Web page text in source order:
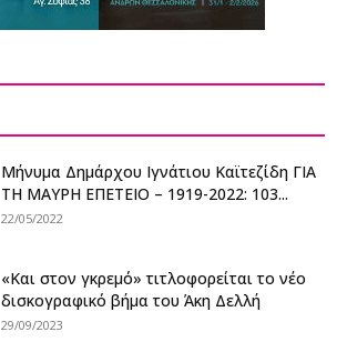
Μήνυμα Δημάρχου Ιγνάτιου Καϊτεζίδη ΓΙΑ
ΤΗ ΜΑΥΡΗ ΕΠΕΤΕΙΟ – 1919-2022: 103...
22/05/2022
«Και στον γκρεμό» τιτλοφορείται το νέο
δισκογραφικό βήμα του Άκη Δελλή
29/09/2023